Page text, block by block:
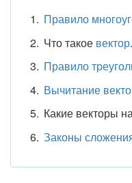
Правило
Что такое вектор.
Правило
Вычитание
Какие векторы
Законы